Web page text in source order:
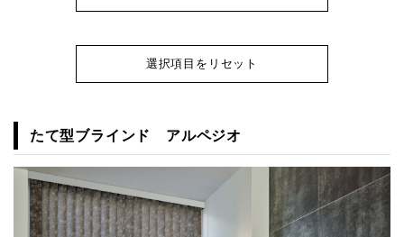
選択項目をリセット
たて型ブラインド アルペジオ